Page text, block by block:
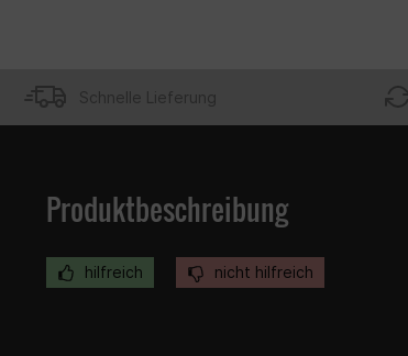
Schnelle Lieferung
Produktbeschreibung
hilfreich nicht hilfreich